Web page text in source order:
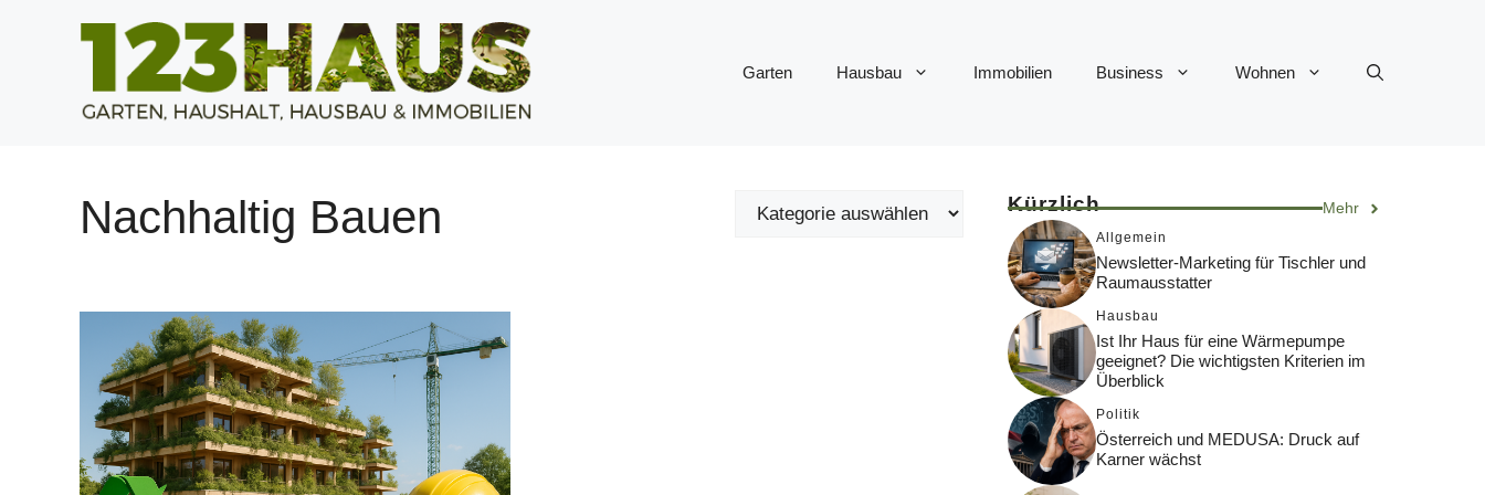
Garten Hausbau Immobilien Business Wohnen
Nachhaltig Bauen Kürzlich Mehr
Allgemein
Newsletter-Marketing für Tischler und
Raumausstatter
Hausbau
Ist Ihr Haus für eine Wärmepumpe
geeignet? Die wichtigsten Kriterien im
Überblick
Politik
Österreich und MEDUSA: Druck auf
Karner wächst